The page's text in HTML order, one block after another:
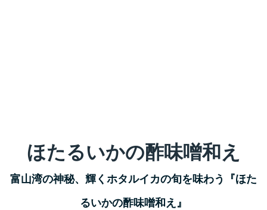
ほたるいかの酢味噌和え
富山湾の神秘、輝くホタルイカの旬を味わう『ほた
るいかの酢味噌和え』